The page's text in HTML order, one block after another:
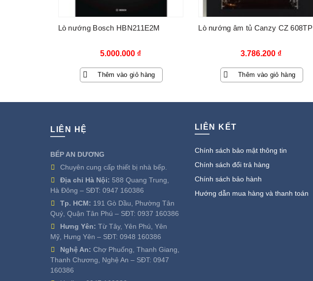
Lò nướng Bosch HBN211E2M
5.000.000 ₫
Thêm vào giỏ hàng
Lò nướng âm tủ Canzy CZ 608TP
3.786.200 ₫
Thêm vào giỏ hàng
LIÊN HỆ
BẾP AN DƯƠNG
Chuyên cung cấp thiết bị nhà bếp.
Địa chỉ Hà Nội: 588 Quang Trung,
Hà Đông – SĐT: 0947 160386
Tp. HCM: 191 Gò Dầu, Phường Tân
Quý, Quận Tân Phú – SĐT: 0937 160386
Hưng Yên: Từ Tây, Yên Phú, Yên
Mỹ, Hưng Yên – SĐT: 0948 160386
Nghệ An: Chợ Phuống, Thanh Giang,
Thanh Chương, Nghệ An – SĐT: 0947
160386
LIÊN KẾT
Chính sách bảo mật thông tin
Chính sách đổi trả hàng
Chính sách bảo hành
Hướng dẫn mua hàng và thanh toán